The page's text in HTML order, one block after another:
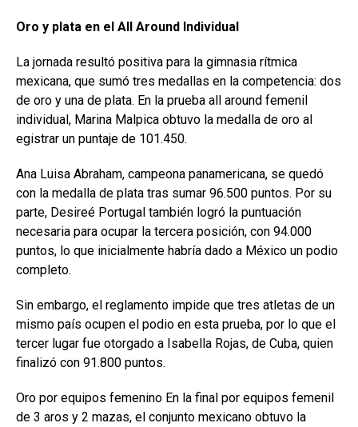
Oro y plata en el All Around Individual
La jornada resultó positiva para la gimnasia rítmica
mexicana, que sumó tres medallas en la competencia: dos
de oro y una de plata. En la prueba all around femenil
individual, Marina Malpica obtuvo la medalla de oro al
egistrar un puntaje de 101.450.
Ana Luisa Abraham, campeona panamericana, se quedó
con la medalla de plata tras sumar 96.500 puntos. Por su
parte, Desireé Portugal también logró la puntuación
necesaria para ocupar la tercera posición, con 94.000
puntos, lo que inicialmente habría dado a México un podio
completo.
Sin embargo, el reglamento impide que tres atletas de un
mismo país ocupen el podio en esta prueba, por lo que el
tercer lugar fue otorgado a Isabella Rojas, de Cuba, quien
finalizó con 91.800 puntos.
Oro por equipos femenino En la final por equipos femenil
de 3 aros y 2 mazas, el conjunto mexicano obtuvo la